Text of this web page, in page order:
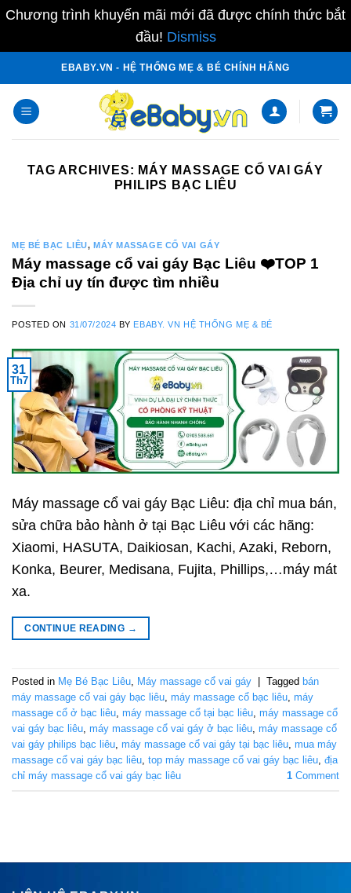
Chương trình khuyến mãi mới đã được chính thức bắt
đầu! Dismiss
content
EBABY.VN - HỆ THỐNG MẸ & BÉ CHÍNH HÃNG
TAG ARCHIVES: MÁY MASSAGE CỔ VAI GÁY
PHILIPS BẠC LIÊU
MẸ BÉ BẠC LIÊU, MÁY MASSAGE CỔ VAI GÁY
Máy massage cổ vai gáy Bạc Liêu ❤️️TOP 1
Địa chỉ uy tín được tìm nhiều
POSTED ON 31/07/2024 BY EBABY. VN HỆ THỐNG MẸ & BÉ
31
Th7
Máy massage cổ vai gáy Bạc Liêu: địa chỉ mua bán,
sửa chữa bảo hành ở tại Bạc Liêu với các hãng:
Xiaomi, HASUTA, Daikiosan, Kachi, Azaki, Reborn,
Konka, Beurer, Medisana, Fujita, Phillips,…máy mát
xa.
CONTINUE READING →
Posted in Mẹ Bé Bạc Liêu Máy massage cổ vai gáy Tagged bán
máy massage cổ vai gáy bạc liêu máy massage cổ bạc liêu máy
massage cổ ở bạc liêu máy massage cổ tại bạc liêu máy massage cổ
vai gáy bạc liêu máy massage cổ vai gáy ở bạc liêu máy massage cổ
vai gáy philips bạc liêu máy massage cổ vai gáy tại bạc liêu mua máy
massage cổ vai gáy bạc liêu top máy massage cổ vai gáy bạc liêu địa
chỉ máy massage cổ vai gáy bạc liêu
1 Comment